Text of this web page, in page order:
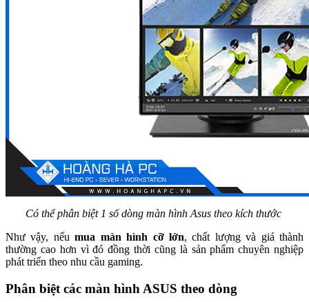
Có thể phân biệt 1 số dòng màn hình Asus theo kích thước
Như vậy, nếumua màn hình cỡ lớn, chất lượng và giá thành
thường cao hơn vì đó đồng thời cũng là sản phẩm chuyên nghiệp
phát triển theo nhu cầu gaming.
Phân biệt các màn hình ASUS theo dòng